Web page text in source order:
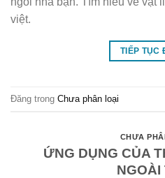
việt.
TIẾP TỤC
Đăng trong Chưa phân loại
CHƯA
ỨNG DỤNG CỦA
NGOÀI